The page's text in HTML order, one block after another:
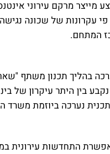
מייצר מרקם עירוני
פי עקרונות של שכונה
המתחם.
בהליך תכנון משתף
נקבע בין היתר עיקרון של
נערכה ביוזמת משרד
התחדשות עירונית